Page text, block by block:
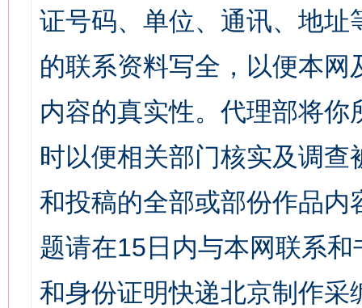
证号码、单位、通讯、地
的联系资料写全，以便本
内容的真实性。代理部将
时以便相关部门核实及调
和投稿的全部或部份作品
题请在15日内与本网联系
和身份证明快递北京制作